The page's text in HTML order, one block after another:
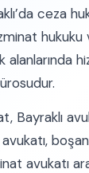
ceza
hukuku
alanlarında
Bayraklı
avukatı